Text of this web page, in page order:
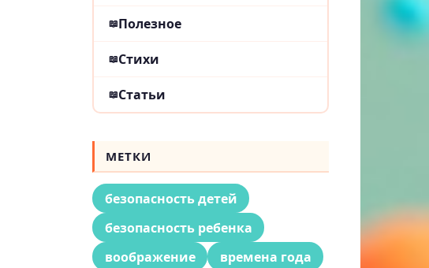
Полезное
Стихи
Статьи
МЕТКИ
безопасность детей
безопасность ребенка
воображение
времена года